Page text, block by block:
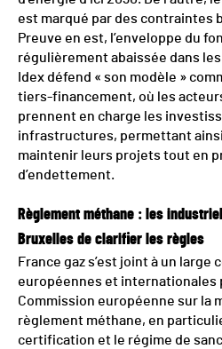
est marqué par des contraintes
Preuve en est, l’enveloppe du
régulièrement abaissée dans
Idex défend « son modèle »
tiers-financement, où les
prennent en charge les
infrastructures, permettant
maintenir leurs projets tout en
d’endettement.
Règlement méthane : les
Bruxelles de clarifier les règles
France gaz s’est joint à un large
européennes et internationales
Commission européenne sur la
règlement méthane, en
certification et le régime de